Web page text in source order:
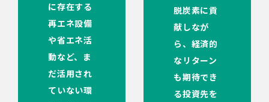
に存在する
再エネ設備
や省エネ活
動など、ま
だ活用され
ていない環
脱炭素に貢
献しなが
ら、経済的
なリターン
も期待でき
る投資先を